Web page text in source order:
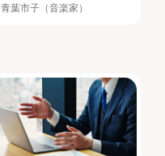
青葉市子（音楽家）